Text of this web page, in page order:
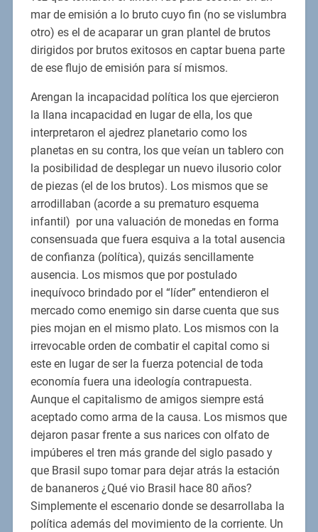
mar de emisión a lo bruto cuyo fin (no se vislumbra
otro) es el de acaparar un gran plantel de brutos
dirigidos por brutos exitosos en captar buena parte
de ese flujo de emisión para sí mismos.
Arengan la incapacidad política los que ejercieron
la llana incapacidad en lugar de ella, los que
interpretaron el ajedrez planetario como los
planetas en su contra, los que veían un tablero con
la posibilidad de desplegar un nuevo ilusorio color
de piezas (el de los brutos). Los mismos que se
arrodillaban (acorde a su prematuro esquema
infantil) por una valuación de monedas en forma
consensuada que fuera esquiva a la total ausencia
de confianza (política), quizás sencillamente
ausencia. Los mismos que por postulado
inequívoco brindado por el “líder” entendieron el
mercado como enemigo sin darse cuenta que sus
pies mojan en el mismo plato. Los mismos con la
irrevocable orden de combatir el capital como si
este en lugar de ser la fuerza potencial de toda
economía fuera una ideología contrapuesta.
Aunque el capitalismo de amigos siempre está
aceptado como arma de la causa. Los mismos que
dejaron pasar frente a sus narices con olfato de
impúberes el tren más grande del siglo pasado y
que Brasil supo tomar para dejar atrás la estación
de bananeros ¿Qué vio Brasil hace 80 años?
Simplemente el escenario donde se desarrollaba la
política además del movimiento de la corriente. Un